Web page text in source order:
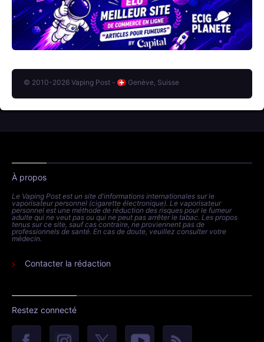
© 2010-2026 Vaping Post - Genève, Suisse
À propos
Le Vaping Post est un site d'informations internationales sur le
vaporisateur personnel (cigarette électronique). Le vaporisateur
personnel est une méthode de réduction des risques pour le fumeur
adulte qui ne veut pas ou qui ne peut pas arrêter le tabac. Les propos
tenus sur ce site, sauf cas contraire, ne proviennent pas de
professionnels de santé. En cas de doute, veuillez consulter votre
médecin.
Contacter la rédaction
Restez connecté